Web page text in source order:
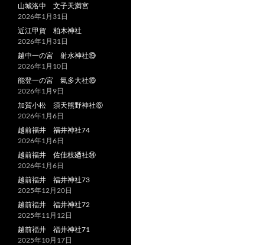
山城洛中 文子天満宮
2026年1月31日
近江甲賀 柏木神社
2026年1月31日
越中一の宮 射水神社⑲
2026年1月10日
能登一の宮 氣多大社⑯
2026年1月9日
加賀小松 須天熊野神社⑥
2026年1月6日
越前福井 福井神社74
2026年1月6日
越前福井 佐佳枝廼社⑭
2026年1月6日
越前福井 福井神社73
2025年12月20日
越前福井 福井神社72
2025年11月12日
越前福井 福井神社71
2025年10月17日